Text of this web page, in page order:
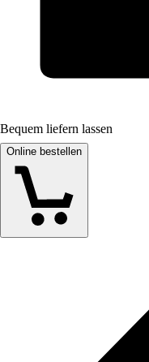
Bequem liefern lassen
Online bestellen